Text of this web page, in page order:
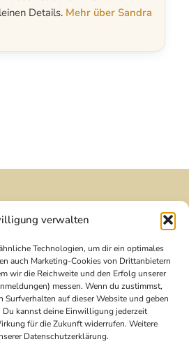
verwalten
Technologien, um dir ein optimales
auch Marketing-Cookies von Drittanbietern
wir die Reichweite und den Erfolg unserer
messen. Wenn du zustimmst,
Surfverhalten auf dieser Website und geben
Du kannst deine Einwilligung jederzeit
für die Zukunft widerrufen. Weitere
Datenschutzerklärung.
Details. Mehr über Sandra
mich über deine